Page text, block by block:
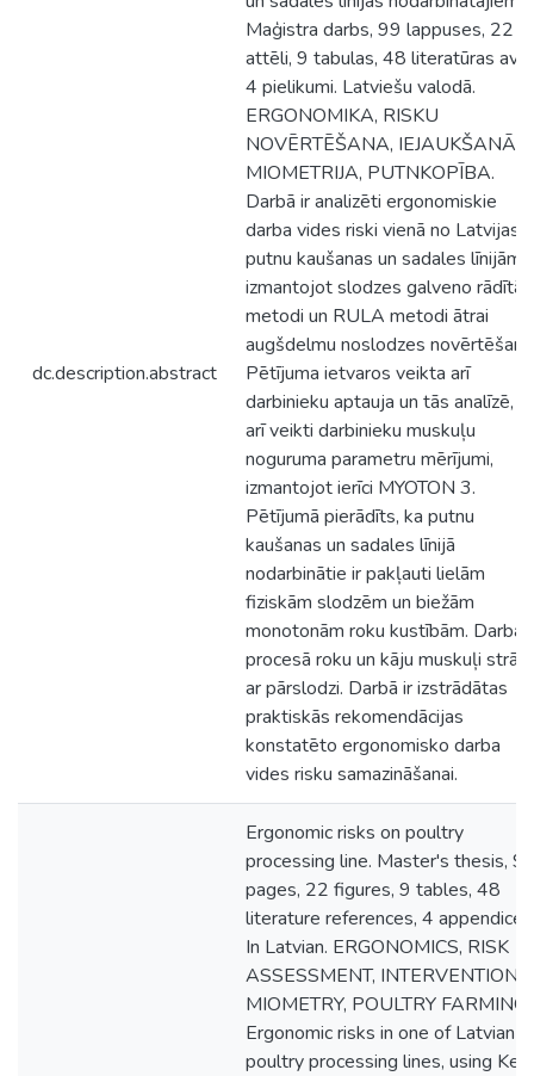
dc.description.abstract
Maģistra darbs, 99 lappuses, 22
attēli, 9 tabulas, 48 literatūras
4 pielikumi. Latviešu valodā.
ERGONOMIKA, RISKU
NOVĒRTĒŠANA, IEJAUKŠANĀS,
MIOMETRIJA, PUTNKOPĪBA.
Darbā ir analizēti ergonomiskie
darba vides riski vienā no Latvijas
putnu kaušanas un sadales līnijām,
izmantojot slodzes galveno
metodi un RULA metodi ātrai
augšdelmu noslodzes
Pētījuma ietvaros veikta arī
darbinieku aptauja un tās analīzē,
arī veikti darbinieku muskuļu
noguruma parametru mērījumi,
izmantojot ierīci MYOTON 3.
Pētījumā pierādīts, ka putnu
kaušanas un sadales līnijā
nodarbinātie ir pakļauti lielām
fiziskām slodzēm un biežām
monotonām roku kustībām. Darba
procesā roku un kāju muskuļi
ar pārslodzi. Darbā ir izstrādātas
praktiskās rekomendācijas
konstatēto ergonomisko darba
vides risku samazināšanai.
Ergonomic risks on poultry
processing line. Master's thesis,
pages, 22 figures, 9 tables, 48
literature references, 4
In Latvian. ERGONOMICS, RISK
ASSESSMENT, INTERVENTION,
MIOMETRY, POULTRY FARMING.
Ergonomic risks in one of Latvian
poultry processing lines, using Key